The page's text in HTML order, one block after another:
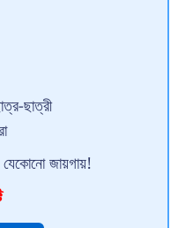
ছাত্রী
জায়গায়!